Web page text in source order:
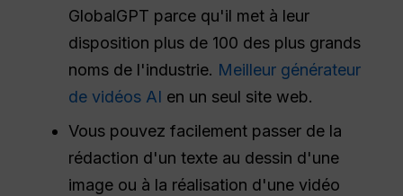
GlobalGPT parce qu'il met à leur
disposition plus de 100 des plus grands
noms de l'industrie. Meilleur générateur
de vidéos AI en un seul site web.
Vous pouvez facilement passer de la
rédaction d'un texte au dessin d'une
image ou à la réalisation d'une vidéo